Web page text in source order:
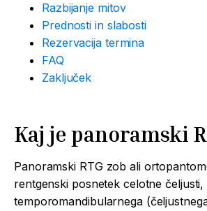
Razbijanje mitov
Prednosti in slabosti
Rezervacija termina
FAQ
Zaključek
Kaj je panoramski
Panoramski RTG zob ali
rentgenski posnetek celotne
temporomandibularnega